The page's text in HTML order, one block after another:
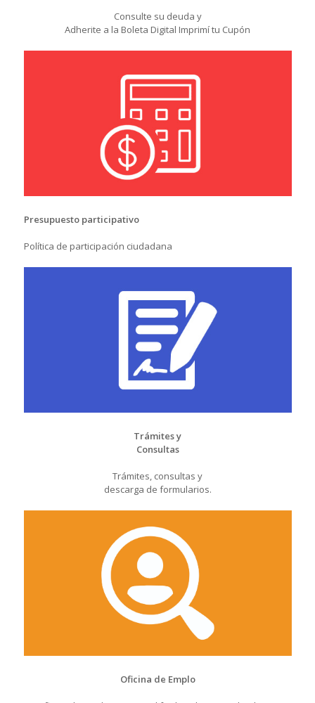
Consulte su deuda y
Adherite a la Boleta Digital Imprimí tu Cupón
Presupuesto participativo
Política de participación ciudadana
Trámites y
Consultas
Trámites, consultas y
descarga de formularios.
Oficina de Emplo